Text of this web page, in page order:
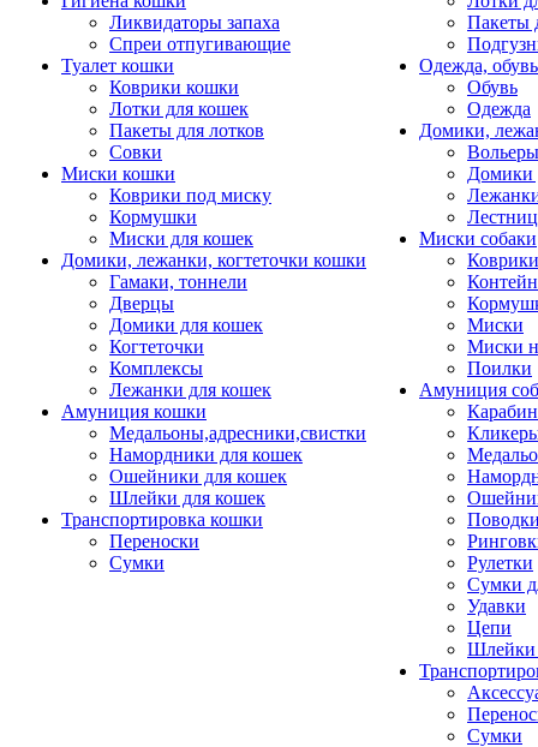
Ликвидаторы запаха
Спреи отпугивающие
Туалет кошки
Коврики кошки
Лотки для кошек
Пакеты для лотков
Совки
Миски кошки
Коврики под миску
Кормушки
Миски для кошек
Домики, лежанки, когтеточки кошки
Гамаки, тоннели
Дверцы
Домики для кошек
Когтеточки
Комплексы
Лежанки для кошек
Амуниция кошки
Медальоны,адресники,свистки
Намордники для кошек
Ошейники для кошек
Шлейки для кошек
Транспортировка кошки
Переноски
Сумки
Пакеты
Одежда, обувь
Обувь
Одежда
Домики,
Домики
Миски собаки
Миски
Миски
Поилки
Амуниция
Рулетки
Сумки
Удавки
Цепи
Шлейки
Сумки